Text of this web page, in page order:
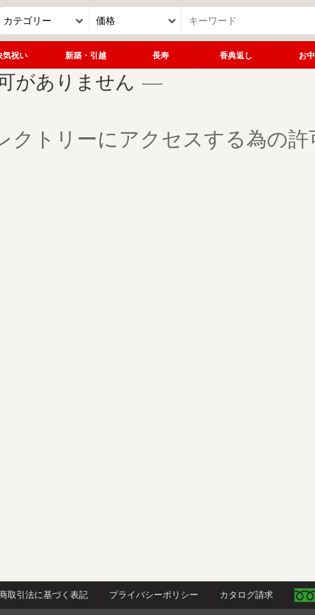
気祝い 新築・引越 長寿 香典返し お
がありません
クトリーにアクセスする為の
取引法に基づく表記 プライバシーポリシー カタログ請求